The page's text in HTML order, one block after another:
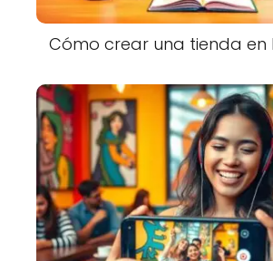
Cómo crear una tienda